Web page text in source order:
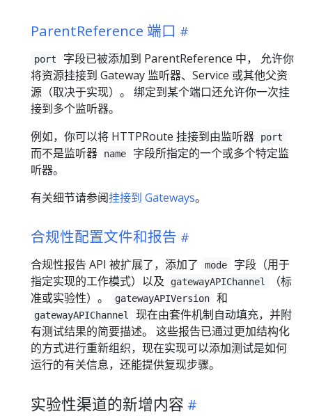
ParentReference 端口
port
字段已被添加到 ParentReference 中， 允许你
将资源挂接到 Gateway 监听器、Service 或其他父资
源（取决于实现）。 绑定到某个端口还允许你一次挂
接到多个监听器。
例如，你可以将 HTTPRoute 挂接到由监听器
port
而不是监听器 name
字段所指定的一个或多个特定监
听器。
有关细节请参阅挂接到 Gateways。
合规性配置文件和报告
合规性报告 API 被扩展了，添加了 mode
字段（用于
指定实现的工作模式）以及
gatewayAPIChannel
（标
准或实验性）。
gatewayAPIVersion 和
gatewayAPIChannel
现在由套件机制自动填充，并附
有测试结果的简要描述。 这些报告已通过更加结构化
的方式进行重新组织，现在实现可以添加测试是如何
运行的有关信息，还能提供复现步骤。
实验性渠道的新增内容